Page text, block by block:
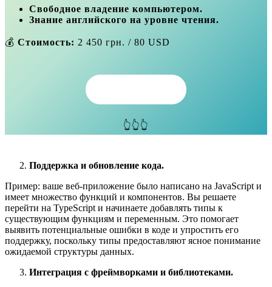
Свободное владение компьютером.
Знание английского на уровне чтения.
💰 Стоимость: 2 450 грн. / 80 USD
👆👆👆
Поддержка и обновление кода.
Пример: ваше веб-приложение было написано на JavaScript и
имеет множество функций и компонентов. Вы решаете
перейти на TypeScript и начинаете добавлять типы к
существующим функциям и переменным. Это помогает
выявить потенциальные ошибки в коде и упростить его
поддержку, поскольку типы предоставляют ясное понимание
ожидаемой структуры данных.
Интеграция с фреймворками и библиотеками.